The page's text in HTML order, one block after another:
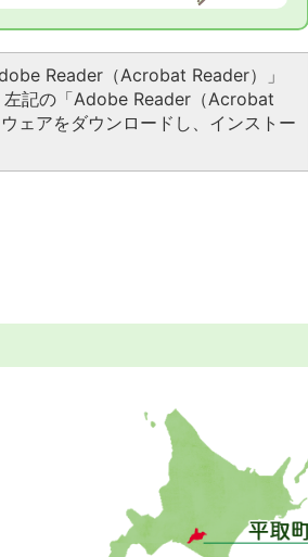
Reader（Acrobat Reader）」
左記の「Adobe Reader（Acrobat
ェアをダウンロードし、インストー